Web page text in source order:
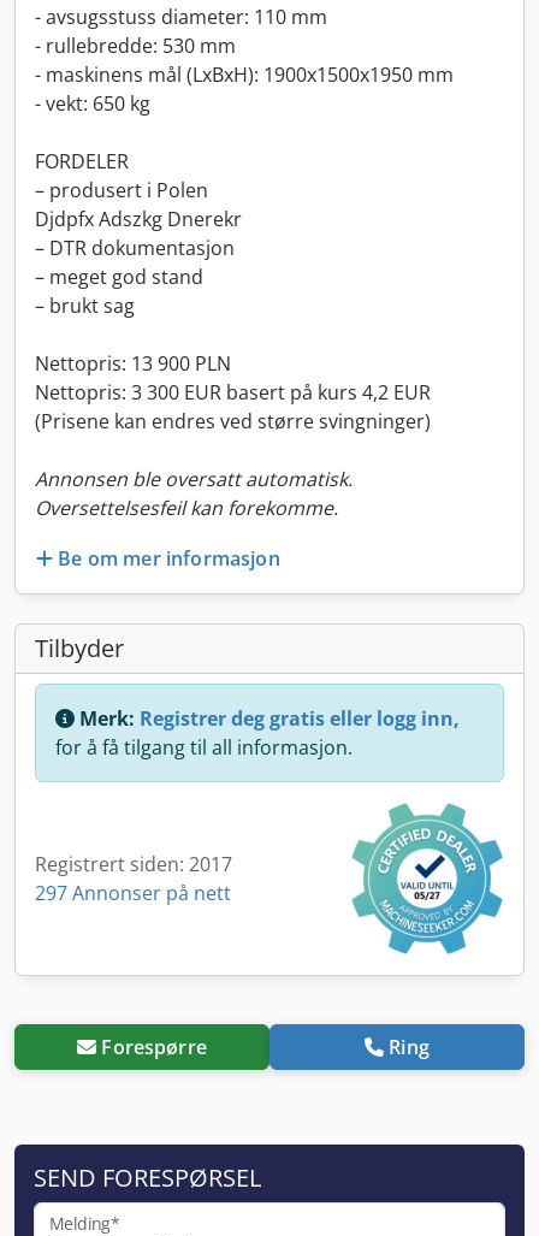
- avsugsstuss diameter: 110 mm
- rullebredde: 530 mm
- maskinens mål (LxBxH): 1900x1500x1950 mm
- vekt: 650 kg
FORDELER
– produsert i Polen
Djdpfx Adszkg Dnerekr
– DTR dokumentasjon
– meget god stand
– brukt sag
Nettopris: 13 900 PLN
Nettopris: 3 300 EUR basert på kurs 4,2 EUR
(Prisene kan endres ved større svingninger)
Annonsen ble oversatt automatisk.
Oversettelsesfeil kan forekomme.
Be om mer informasjon
Tilbyder
Merk: Registrer deg gratis eller logg inn,
for å få tilgang til all informasjon.
Registrert siden: 2017
297 Annonser på nett
Forespørre Ring
SEND FORESPØRSEL
Melding*